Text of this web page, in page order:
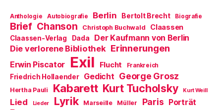
Anthologie Autobiografie Berlin Bertolt Brecht Biografie
Brief Chanson Christoph Buchwald Claassen
Claassen-Verlag Dada Der Kaufmann von Berlin
Die verlorene Bibliothek Erinnerungen
Erwin Piscator Exil Flucht Frankreich
Friedrich Hollaender Gedicht George Grosz
Hertha Pauli Kabarett Kurt Tucholsky Kurt Weill
Lied Lieder Lyrik Marseille Müller Paris Porträt